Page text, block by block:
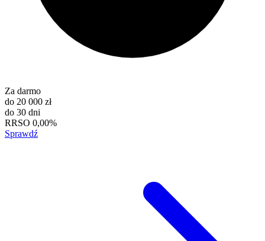
Za darmo
do 20 000 zł
do 30 dni
RRSO 0,00%
Sprawdź